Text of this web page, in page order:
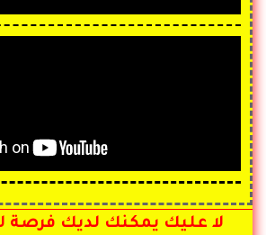
لا عليك يمكنك لديك فرصة